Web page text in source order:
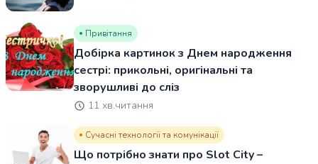
Привітання
Добірка картинок з Днем народження
сестрі: прикольні, оригінальні та
зворушливі до сліз
11 хв.читання
Сучасні технології та комунікації
Що потрібно знати про Slot City –